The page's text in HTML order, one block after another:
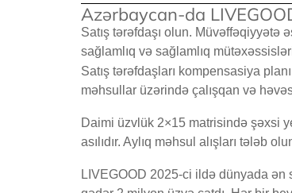
Azərbaycan-da
Satış tərəfdaşı olun. Müvəffəqiyyətə
sağlamlıq və sağlamlıq
Satış tərəfdaşları kompensasiya
məhsullar üzərində çalışqan və
Daimi üzvlük 2×15 matrisində şəxsi
asılıdır. Aylıq məhsul alışları tələb
LIVEGOOD 2025-ci ildə dünyada